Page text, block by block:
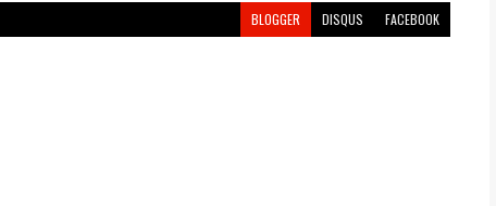
BLOGGER DISQUS FACEBOOK